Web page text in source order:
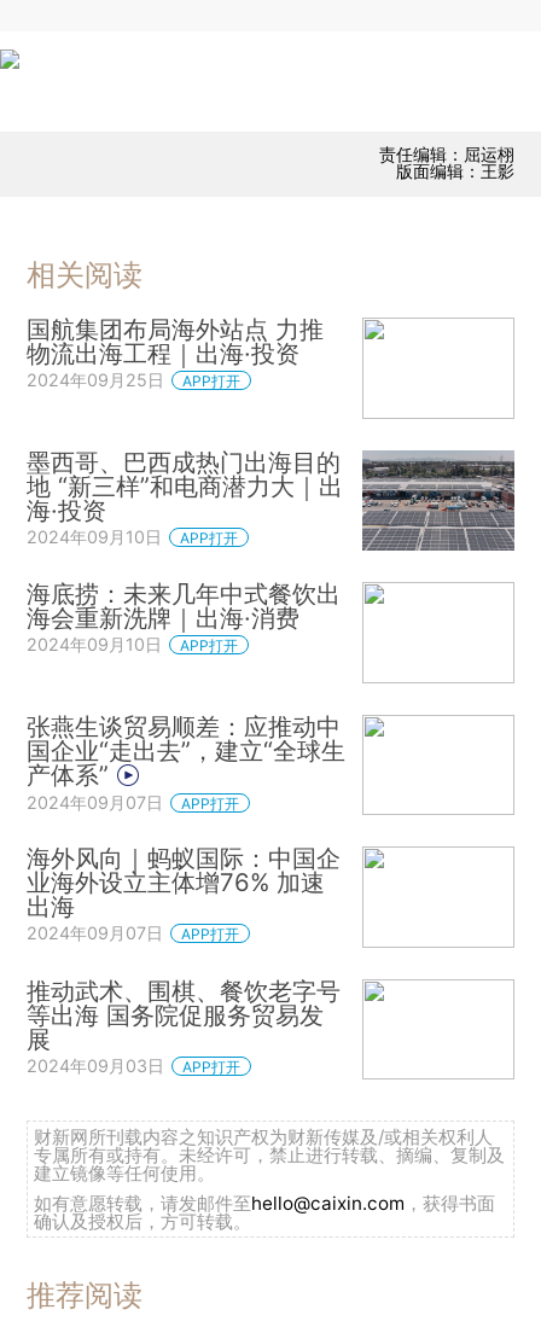
责任编辑：屈运栩
版面编辑：王影
相关阅读
国航集团布局海外站点 力推
物流出海工程｜出海·投资
2024年09月25日 APP打开
墨西哥、巴西成热门出海目的
地 “新三样”和电商潜力大｜出
海·投资
2024年09月10日 APP打开
海底捞：未来几年中式餐饮出
海会重新洗牌｜出海·消费
2024年09月10日 APP打开
张燕生谈贸易顺差：应推动中
国企业“走出去”，建立“全球生
产体系”
2024年09月07日 APP打开
海外风向｜蚂蚁国际：中国企
业海外设立主体增76% 加速
出海
2024年09月07日 APP打开
推动武术、围棋、餐饮老字号
等出海 国务院促服务贸易发
展
2024年09月03日 APP打开
财新网所刊载内容之知识产权为财新传媒及/或相关权利人
专属所有或持有。未经许可，禁止进行转载、摘编、复制及
建立镜像等任何使用。
如有意愿转载，请发邮件至hello@caixin.com ，获得书面
确认及授权后，方可转载。
推荐阅读